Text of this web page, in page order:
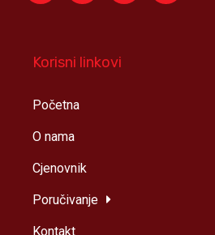
Korisni linkovi
Početna
O nama
Cjenovnik
Poručivanje
Kontakt